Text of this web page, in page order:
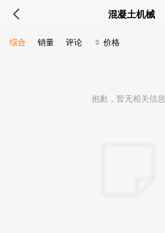
混凝土机械
综合 销量 评论 价格
抱歉，暂无相关信息